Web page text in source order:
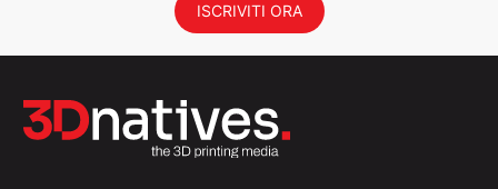
ISCRIVITI ORA